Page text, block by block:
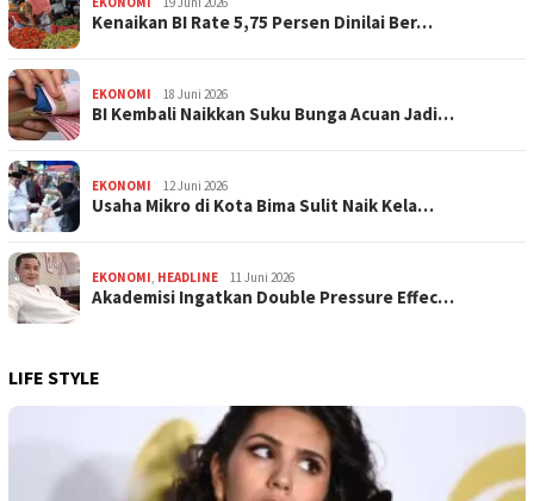
Kenaikan BI Rate 5,75 Persen Dinilai Ber…
EKONOMI 18 Juni 2026
BI Kembali Naikkan Suku Bunga Acuan Jadi…
EKONOMI 12 Juni 2026
Usaha Mikro di Kota Bima Sulit Naik Kela…
EKONOMI, HEADLINE 11 Juni 2026
Akademisi Ingatkan Double Pressure Effec…
LIFE STYLE